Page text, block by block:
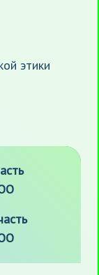
этики